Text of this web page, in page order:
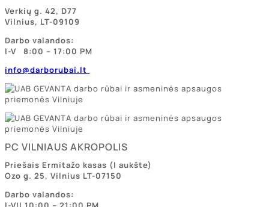
Verkių g. 42, D77
Vilnius, LT-09109
Darbo valandos:
I-V 8:00 – 17:00 PM
info@darborubai.lt
PC VILNIAUS AKROPOLIS
Priešais Ermitažo kasas (I aukšte)
Ozo g. 25, Vilnius LT-07150
Darbo valandos: